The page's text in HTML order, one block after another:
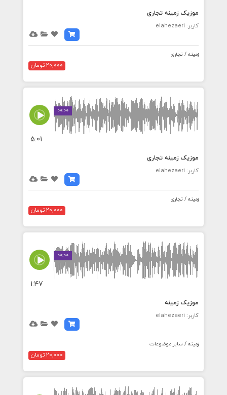
موزیک زمینه تجاری
کاربر: elahezaeri
زمینه / تجاری
20,000 تومان
00:00
5:01
موزیک زمینه تجاری
کاربر: elahezaeri
زمینه / تجاری
20,000 تومان
00:00
1:47
موزیک زمینه
کاربر: elahezaeri
زمینه / سایر موضوعات
20,000 تومان